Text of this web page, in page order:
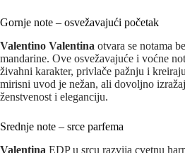
Gornje note – osvežavajući početak
Valentino Valentina otvara se notama
mandarine. Ove osvežavajuće i voćne
živahni karakter, privlače pažnju i
mirisni uvod je nežan, ali dovoljno
ženstvenost i eleganciju.
Srednje note – srce parfema
Valentina EDP u srcu razvija cvetnu